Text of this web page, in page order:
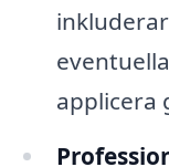
applicera